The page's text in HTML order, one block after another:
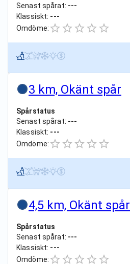
Senast spårat: ---
Klassiskt: ---
Omdöme:
3 km, Okänt spår
Spårstatus
Senast spårat: ---
Klassiskt: ---
Omdöme:
4,5 km, Okänt spår
Spårstatus
Senast spårat: ---
Klassiskt: ---
Omdöme: